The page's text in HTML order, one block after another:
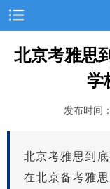
北京考雅思
学
发布时间
北京考雅思到
在北京备考雅